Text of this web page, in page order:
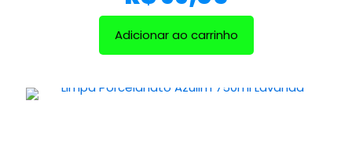
Adicionar ao carrinho